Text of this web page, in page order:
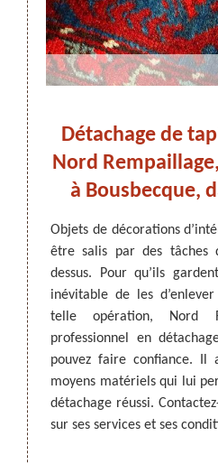
ARTISAN DEZITTER
CANNAGE -
de
très
des
à un
Détachage de
Nord
à Bousbecque,
Objets de décorations
être salis par des tâches
dessus. Pour qu’ils
inévitable de les
telle opération, Nord
professionnel en
pouvez faire confiance. Il
moyens matériels qui lui
détachage réussi.
sur ses services et ses